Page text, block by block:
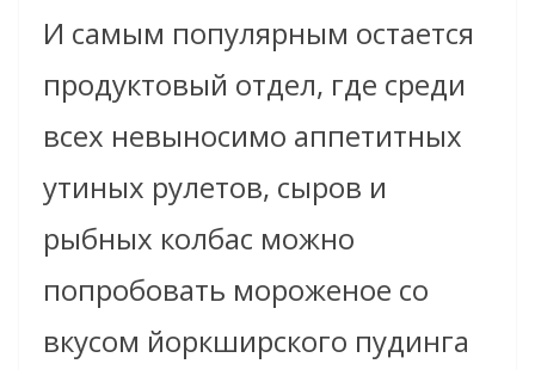
И самым популярным остается
продуктовый отдел, где среди
всех невыносимо аппетитных
утиных рулетов, сыров и
рыбных колбас можно
попробовать мороженое со
вкусом йоркширского пудинга